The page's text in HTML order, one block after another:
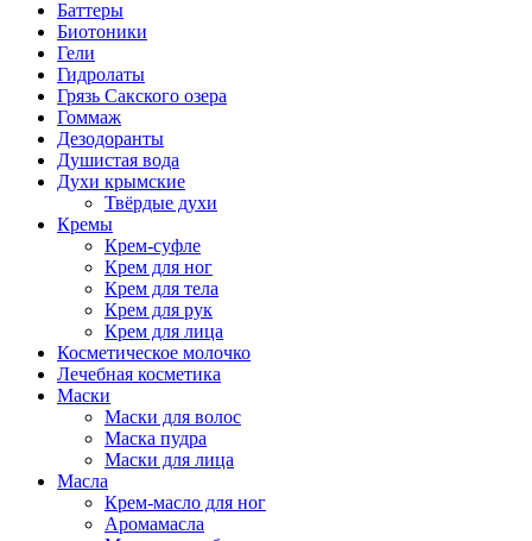
Баттеры
Биотоники
Гели
Гидролаты
Грязь Сакского озера
Гоммаж
Дезодоранты
Душистая вода
Духи крымские
Твёрдые духи
Кремы
Крем-суфле
Крем для ног
Крем для тела
Крем для рук
Крем для лица
Косметическое молочко
Лечебная косметика
Маски
Маски для волос
Маска пудра
Маски для лица
Масла
Крем-масло для ног
Аромамасла